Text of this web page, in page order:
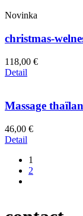
Novinka
christmas-
118,00 €
Detail
Massage
46,00 €
Detail
1
2